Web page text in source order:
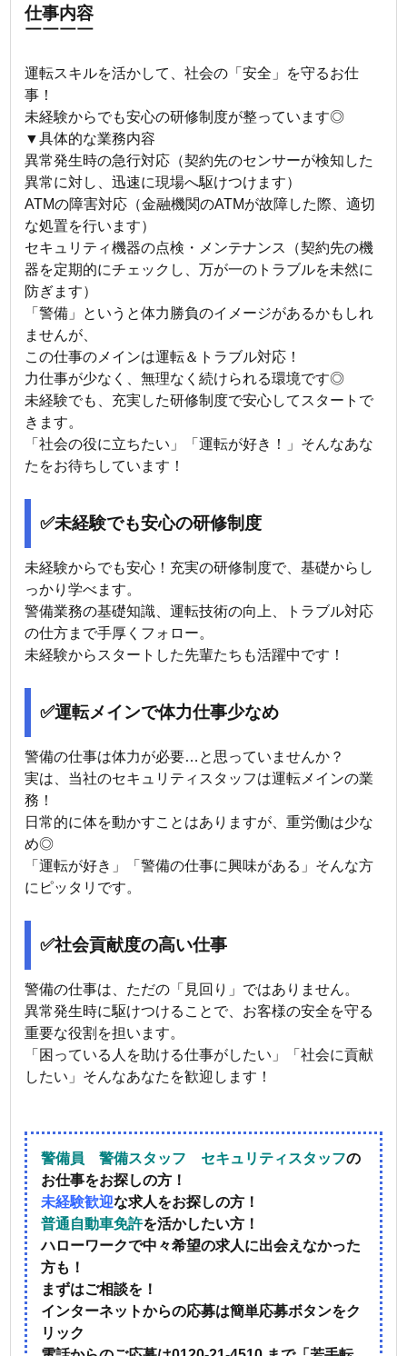
仕事内容
￣￣￣￣
運転スキルを活かして、社会の「安全」を守るお仕
事！
未経験からでも安心の研修制度が整っています◎
▼具体的な業務内容
異常発生時の急行対応（契約先のセンサーが検知した
異常に対し、迅速に現場へ駆けつけます）
ATMの障害対応（金融機関のATMが故障した際、適切
な処置を行います）
セキュリティ機器の点検・メンテナンス（契約先の機
器を定期的にチェックし、万が一のトラブルを未然に
防ぎます）
「警備」というと体力勝負のイメージがあるかもしれ
ませんが、
この仕事のメインは運転＆トラブル対応！
力仕事が少なく、無理なく続けられる環境です◎
未経験でも、充実した研修制度で安心してスタートで
きます。
「社会の役に立ちたい」「運転が好き！」そんなあな
たをお待ちしています！
✅未経験でも安心の研修制度
未経験からでも安心！充実の研修制度で、基礎からし
っかり学べます。
警備業務の基礎知識、運転技術の向上、トラブル対応
の仕方まで手厚くフォロー。
未経験からスタートした先輩たちも活躍中です！
✅運転メインで体力仕事少なめ
警備の仕事は体力が必要…と思っていませんか？
実は、当社のセキュリティスタッフは運転メインの業
務！
日常的に体を動かすことはありますが、重労働は少な
め◎
「運転が好き」「警備の仕事に興味がある」そんな方
にピッタリです。
✅社会貢献度の高い仕事
警備の仕事は、ただの「見回り」ではありません。
異常発生時に駆けつけることで、お客様の安全を守る
重要な役割を担います。
「困っている人を助ける仕事がしたい」「社会に貢献
したい」そんなあなたを歓迎します！
警備員 警備スタッフ セキュリティスタッフの
お仕事をお探しの方！
未経験歓迎な求人をお探しの方！
普通自動車免許を活かしたい方！
ハローワークで中々希望の求人に出会えなかった
方も！
まずはご相談を！
インターネットからの応募は簡単応募ボタンをク
リック